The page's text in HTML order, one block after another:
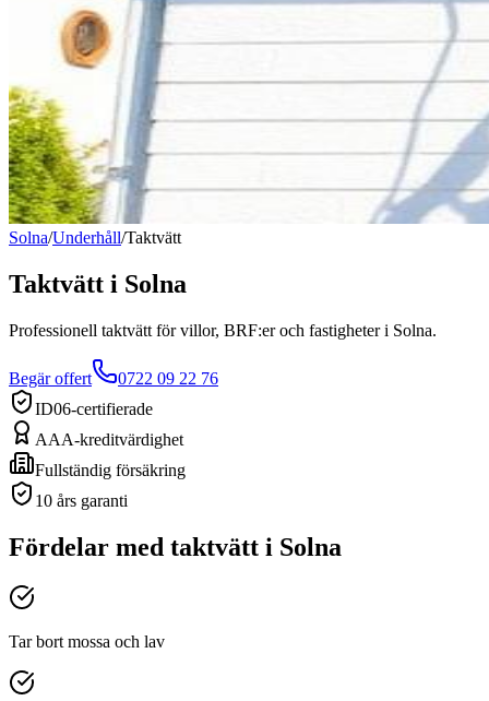
Solna/Underhåll/Taktvätt
Taktvätt i Solna
Professionell taktvätt för villor, BRF:er och fastigheter i Solna.
Begär offert
0722 09 22 76
ID06-certifierade
AAA-kreditvärdighet
Fullständig försäkring
10 års garanti
Fördelar med taktvätt i Solna
Tar bort mossa och lav